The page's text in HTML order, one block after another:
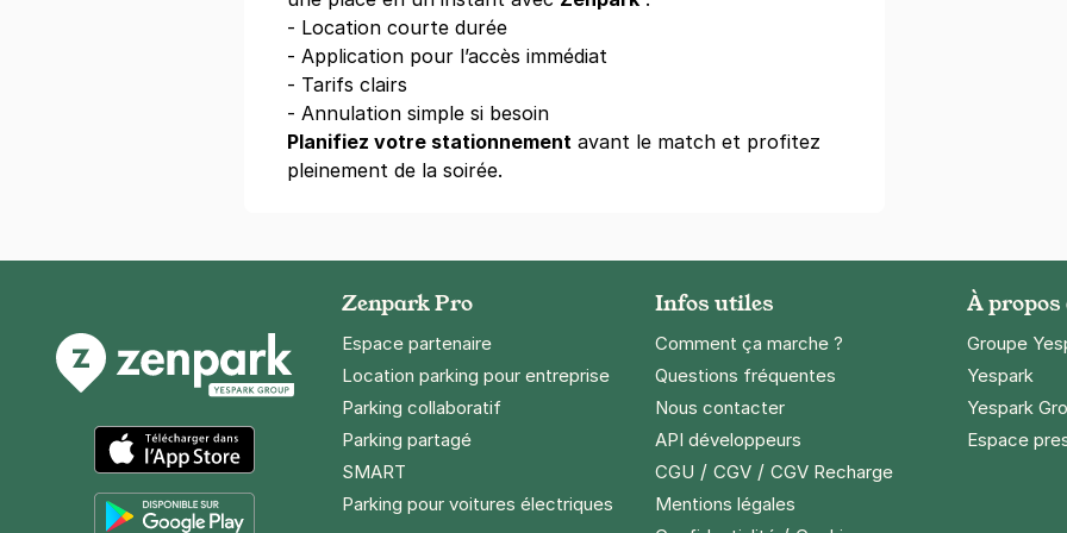
Réserver
+ Abonnements disponibles
Mairie de Paris 12 - rue de Bercy
Paris - Bercy Arena - Gare de Bercy
75012Paris
- Location courte durée
- Application pour l’accès immédiat
- Tarifs clairs
- Annulation simple si besoin
Planifiez votre stationnement avant le match et profitez
pleinement de la soirée.
App Store
Zenpark Pro
Espace partenaire
Location parking pour entreprise
Parking collaboratif
Parking partagé
SMART
Parking pour voitures électriques
Infos utiles
Comment ça marche ?
Questions fréquentes
Nous contacter
API développeurs
CGU / CGV/ CGV Recharge
Mentions légales
À propos
Groupe
Yespark
Yespark
Espace